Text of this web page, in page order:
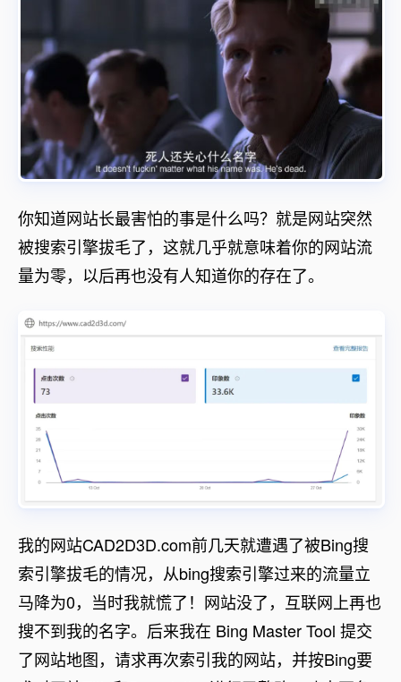
你知道网站长最害怕的事是什么吗？就是网站突然
被搜索引擎拔毛了，这就几乎就意味着你的网站流
量为零，以后再也没有人知道你的存在了。
我的网站CAD2D3D.com前几天就遭遇了被Bing搜
索引擎拔毛的情况，从bing搜索引擎过来的流量立
马降为0，当时我就慌了！网站没了，互联网上再也
搜不到我的名字。后来我在 Bing Master Tool 提交
了网站地图，请求再次索引我的网站，并按Bing要